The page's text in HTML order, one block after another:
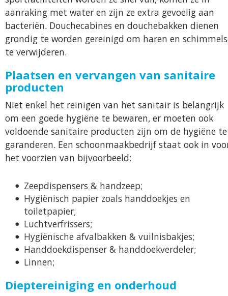
aanraking met water en zijn ze extra gevoelig aan
bacteriën. Douchecabines en douchebakken dienen
grondig te worden gereinigd om haren en schimmels
te verwijderen.
Plaatsen en vervangen van sanitaire
producten
Niet enkel het reinigen van het sanitair is belangrijk
om een goede hygiëne te bewaren, er moeten ook
voldoende sanitaire producten zijn om de hygiëne te
garanderen. Een schoonmaakbedrijf staat ook in
het voorzien van bijvoorbeeld:
Zeepdispensers & handzeep;
Hygiënisch papier zoals handdoekjes en
toiletpapier;
Luchtverfrissers;
Hygiënische afvalbakken & vuilnisbakjes;
Handdoekdispenser & handdoekverdeler;
Linnen;
Dieptereiniging en onderhoud